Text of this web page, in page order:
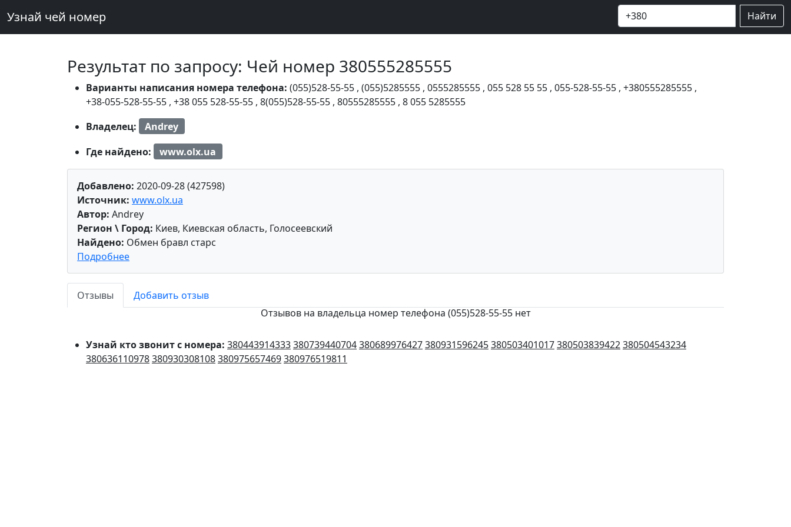
Узнай чей номер Найти
Результат по запросу: Чей номер 380555285555
Варианты написания номера телефона: (055)528-55-55 , (055)5285555 , 0555285555 , 055 528 55 55 , 055-528-55-55 , +380555285555 ,
+38-055-528-55-55 , +38 055 528-55-55 , 8(055)528-55-55 , 80555285555 , 8 055 5285555
Владелец:
Andrey
Где найдено:
www.olx.ua
Добавлено: 2020-09-28 (427598)
Источник: www.olx.ua
Автор: Andrey
Регион \ Город: Киев, Киевская область, Голосеевский
Найдено: Обмен бравл старс
Подробнее
Отзывы
Добавить отзыв
Отзывов на владельца номер телефона (055)528-55-55 нет
Узнай кто звонит с номера: 380443914333380739440704380689976427380931596245380503401017380503839422380504543234
380636110978380930308108380975657469380976519811